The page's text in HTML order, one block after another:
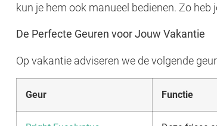
kun je hem ook manueel bedienen. Zo
De Perfecte Geuren voor Jouw Vakantie
Op vakantie adviseren we de volgende
Geur Functie